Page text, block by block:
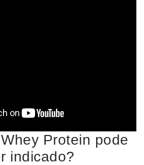
Protein pode
indicado?